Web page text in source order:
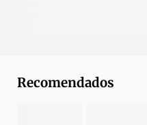
Recomendados